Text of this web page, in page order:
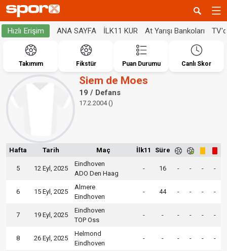
Hızlı Erişim ANA SAYFA İLK11 KUR At Yarışı Bankoları
Takımım Fikstür Puan Durumu Canlı Skor
Siem de Moes
19 / Defans
17.2.2004 ()
Hafta Tarih Maç İlk11 Süre
5 12 Eyl, 2025
Eindhoven
ADO Den Haag
- 16 - - - -
6 15 Eyl, 2025
Almere
Eindhoven
- 44 - - - -
7 19 Eyl, 2025
Eindhoven
TOP Oss
- - - - - -
8 26 Eyl, 2025
Helmond
Eindhoven
- - - - - -